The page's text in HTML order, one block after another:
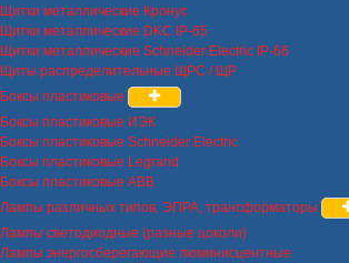
Щитки металлические Кронус
Щитки металлические DKC IP-65
Щитки металлические Schneider Electric IP-66
Щиты распределительные ЩРС / ЩР
Боксы пластиковые
Боксы пластиковые ИЭК
Боксы пластиковые Schneider Electric
Боксы пластиковые Legrand
Боксы пластиковые ABB
Лампы различных типов, ЭПРА, трансформаторы
Лампы светодиодные (разные цоколи)
Лампы энергосберегающие люминисцентные